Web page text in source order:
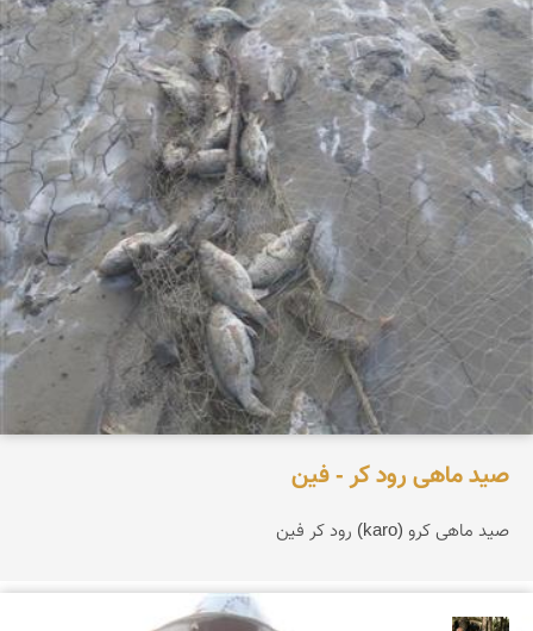
صید ماهی رود کر - فین
صید ماهی کرو (karo) رود کر فین